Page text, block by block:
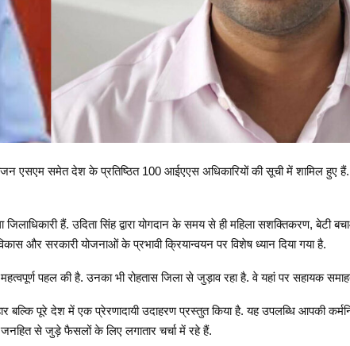
एसएम समेत देश के प्रतिष्ठित 100 आईएएस अधिकारियों की सूची में शामिल हुए हैं.
हैं. उदिता सिंह द्वारा योगदान के समय से ही महिला सशक्तिकरण, बेटी
और सरकारी योजनाओं के प्रभावी क्रियान्वयन पर विशेष ध्यान दिया गया है.
पहल की है. उनका भी रोहतास जिला से जुड़ाव रहा है. वे यहां पर सहायक
पूरे देश में एक प्रेरणादायी उदाहरण प्रस्तुत किया है. यह उपलब्धि आपकी
जनहित से जुड़े फैसलों के लिए लगातार चर्चा में रहे हैं.